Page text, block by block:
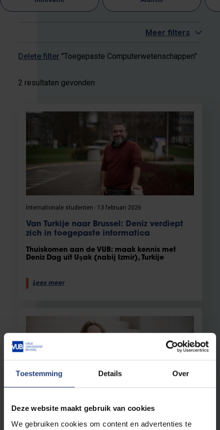
Toestemming Details Over
Deze website maakt gebruik van cookies
We gebruiken cookies om content en advertenties te
Meer filters
Delete filter "Toegepaste Computerwetenschappen"
2 resultaten gevonden
Internationale studenten 13 februari 2026
Van Turkije naar Brussel: Deniz verdiept
zich in toegepaste informatica
Thuiskomen aan de VUB: maak kennis met
Deniz Dag uit Uşak (nabij Izmir), Turkije
Lees meer
Studenten 14 november 2025